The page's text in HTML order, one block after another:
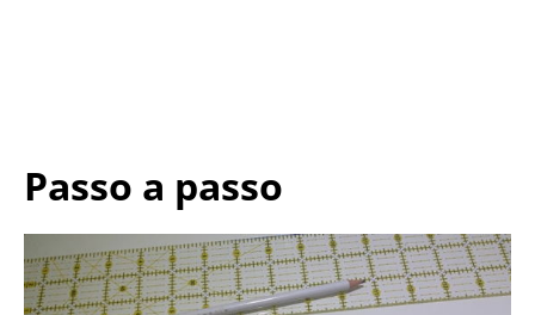
Passo a passo